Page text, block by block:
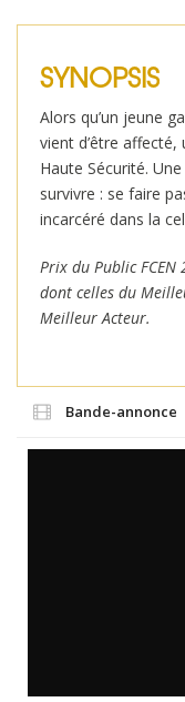
SYNOPSIS
Alors qu’un jeune
vient d’être
Haute Sécurité.
survivre : se faire
incarcéré dans la
Prix du Public
dont celles du
Meilleur Acteur.
Bande-annonce